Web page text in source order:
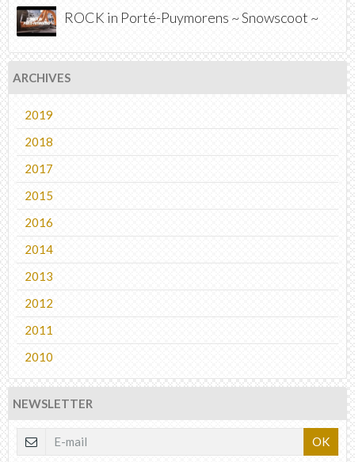
ROCK in Porté-Puymorens ~ Snowscoot ~
ARCHIVES
2019
2018
2017
2015
2016
2014
2013
2012
2011
2010
NEWSLETTER
OK